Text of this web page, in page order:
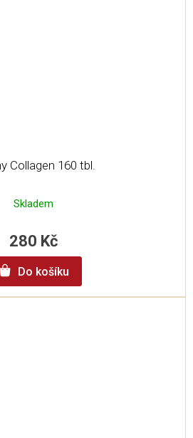
Collagen 160 tbl.
Skladem
280 Kč
Do košíku